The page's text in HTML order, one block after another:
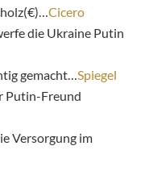
Cicero
die Ukraine Putin
gemacht…Spiegel
Putin-Freund
Versorgung im